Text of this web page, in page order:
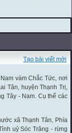
Tạo bài viết mới
vàm Chắc Tức, nơi
Tân, huyện Thạnh Trị,
Tây - Nam. Cụ thể các
xã Thạnh Tân, Phía
uỷ Sóc Trăng - rừng